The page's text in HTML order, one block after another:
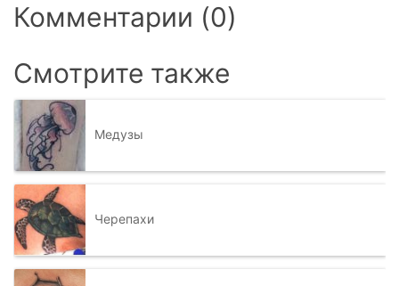
Комментарии (0)
Смотрите также
Медузы
Черепахи